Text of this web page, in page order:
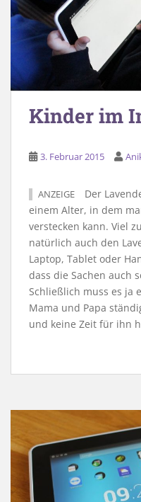
Kinder im
3. Februar 2015
ANZEIGE
Der
einem Alter, in dem
verstecken kann. Viel
natürlich auch den
Laptop, Tablet oder
dass die Sachen auch
Schließlich muss es ja
Mama und Papa
und keine Zeit für ihn